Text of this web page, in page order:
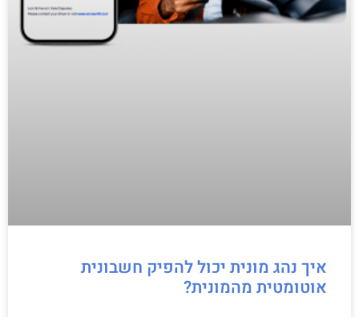
איך נהג מונית יכול להפיק חשבונית
אוטומטית מהמונית?